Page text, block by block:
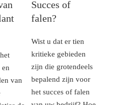
van
Succes of
falen?
Wist u dat er tien
kritieke gebieden
zijn die grotendeels
bepalend zijn voor
het succes of falen